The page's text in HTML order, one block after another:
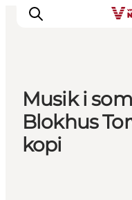
Urlaubsorte
Inspiration
Events
Musik i
Blokhus
kopi